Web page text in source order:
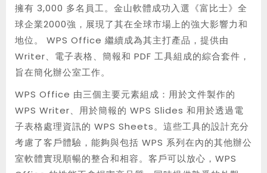
擁有 3,000 多名員工。金山軟體成功入選《富比士》全
球企業2000強，展現了其在全球市場上的強大影響力和
地位。 WPS Office 繼續成為其主打產品，提供由
Writer、電子表格、簡報和 PDF 工具組成的綜合套件，
旨在簡化辦公室工作。
WPS Office 由三個主要元素組成：用於文件製作的
WPS Writer、用於簡報的 WPS Slides 和用於透過電
子表格處理資訊的 WPS Sheets。這些工具的設計充分
考慮了客戶體驗，能夠與包括 WPS 系列在內的其他辦公
室軟體實現順暢的整合和相容。客戶可以放心，WPS